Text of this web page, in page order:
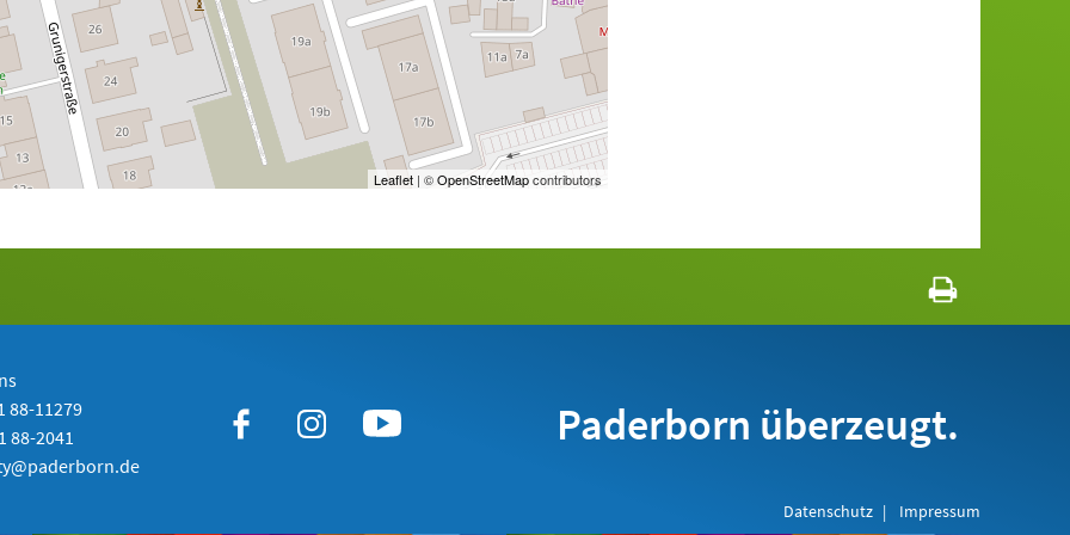
Leaflet| ©OpenStreetMapcontributors
88-11279
88-2041
Paderborn überzeugt.
Datenschutz Impressum